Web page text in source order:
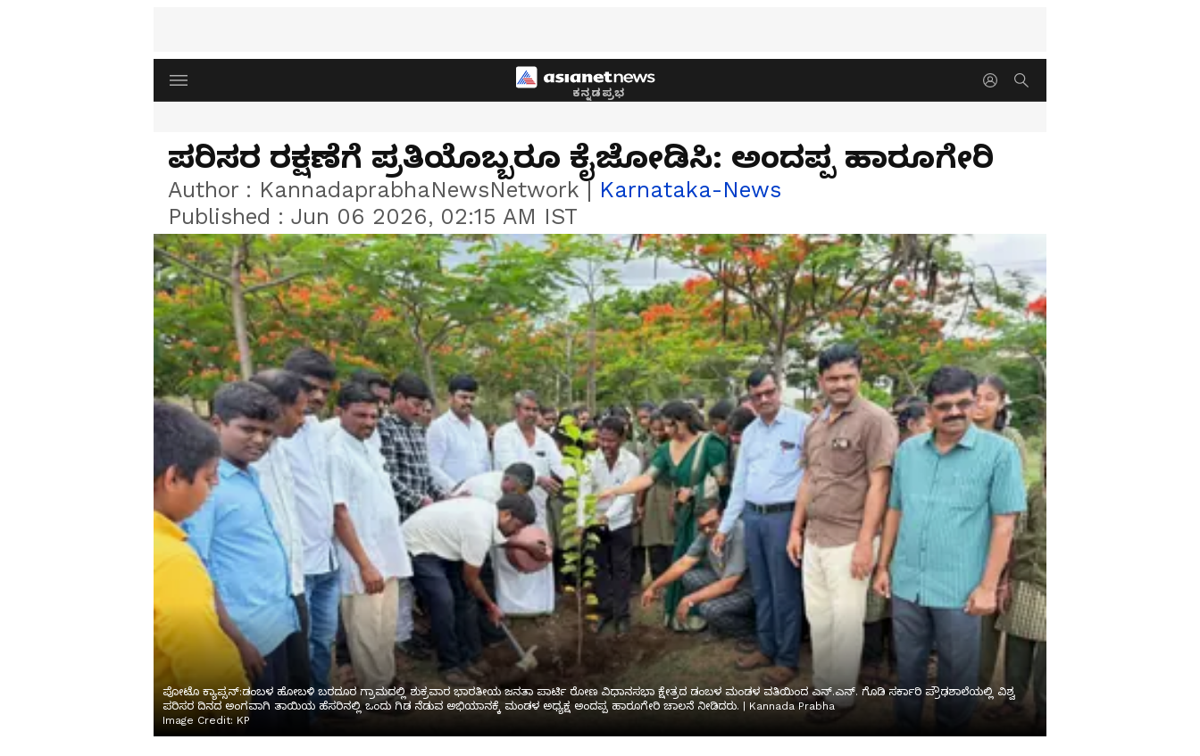
ಕನ್ನಡಪ್ರಭ
ಪರಿಸರ ರಕ್ಷಣೆಗೆ ಪ್ರತಿಯೊಬ್ಬರೂ ಕೈಜೋಡಿಸಿ: ಅಂದಪ್ಪ ಹಾರೂಗೇರಿ
Author : KannadaprabhaNewsNetwork| Karnataka-News
Published : Jun 06 2026, 02:15 AM IST
ಪೋಟೊ ಕ್ಯಾಪ್ಸನ್:ಡಂಬಳ ಹೋಬಳಿ ಬರದೂರ ಗ್ರಾಮದಲ್ಲಿ ಶುಕ್ರವಾರ ಭಾರತೀಯ ಜನತಾ ಪಾರ್ಟಿ ರೋಣ ವಿಧಾನಸಭಾ ಕ್ಷೇತ್ರದ ಡಂಬಳ ಮಂಡಳ ವತಿಯಿಂದ ಎನ್.ಎನ್. ಗೊಡಿ ಸರ್ಕಾರಿ ಪ್ರೌಢಶಾಲೆಯಲ್ಲಿ ವಿಶ್ವ
ಪರಿಸರ ದಿನದ ಅಂಗವಾಗಿ ತಾಯಿಯ ಹೆಸರಿನಲ್ಲಿ ಒಂದು ಗಿಡ ನೆಡುವ ಅಭಿಯಾನಕ್ಕೆ ಮಂಡಳ ಅಧ್ಯಕ್ಷ ಅಂದಪ್ಪ ಹಾರೂಗೇರಿ ಚಾಲನೆ ನೀಡಿದರು. | Kannada Prabha
Image Credit: KP